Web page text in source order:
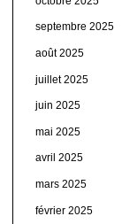
septembre 2025
août 2025
juillet 2025
juin 2025
mai 2025
avril 2025
mars 2025
février 2025